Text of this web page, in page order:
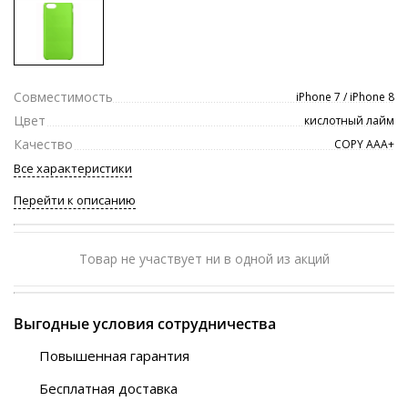
Совместимость iPhone 7 / iPhone 8
Цвет кислотный лайм
Качество COPY ААА+
Все характеристики
Перейти к описанию
Товар не участвует ни в одной из акций
Выгодные условия сотрудничества
Повышенная гарантия
Бесплатная доставка